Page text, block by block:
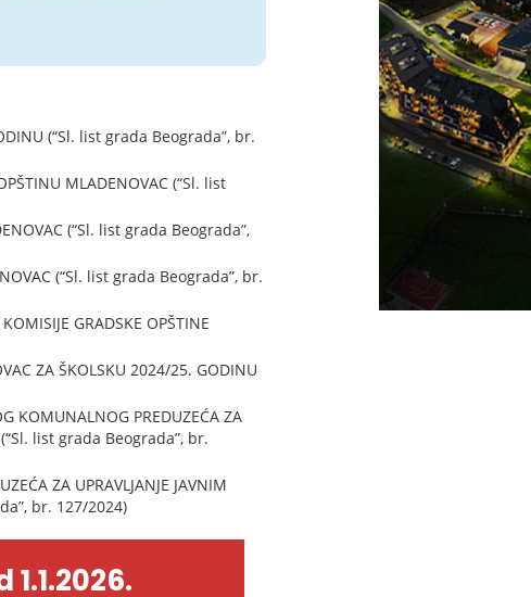
(“Sl. list grada Beograda”, br.
MLADENOVAC (“Sl. list
(“Sl. list grada Beograda”,
(“Sl. list grada Beograda”, br.
GRADSKE OPŠTINE
ZA ŠKOLSKU 2024/25. GODINU
KOMUNALNOG PREDUZEĆA ZA
(“Sl. list grada Beograda”, br.
ZA UPRAVLJANJE JAVNIM
br. 127/2024)